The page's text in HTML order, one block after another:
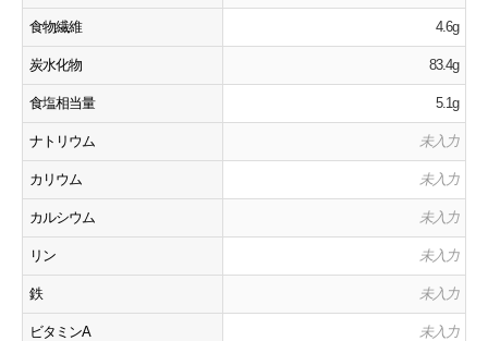
食物繊維 4.6g
炭水化物 83.4g
食塩相当量 5.1g
ナトリウム 未入力
カリウム 未入力
カルシウム 未入力
リン 未入力
鉄 未入力
ビタミンA 未入力